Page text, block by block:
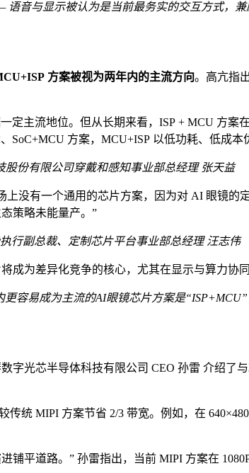
语音与显示被认为是当前最务实的交互方式，
方案被视为两年内的主流方向。高亢指
定主流地位。但从长期来看，ISP + MCU 方案
方案，MCU+ISP 以低功耗、低成本
股份有限公司穿戴和感知事业部总经理 张天益
没有一个通用的芯片方案，因为对 AI 眼镜的
策略未能量产。”
执行副总裁、定制芯片平台事业部总经理 汪志伟
为差异化竞争的核心，尤其在显示与算力协
更容易成为主流的AI眼镜芯片方案是“ISP+MCU
芯半导体科技有限公司 CEO 孙雷 介绍了与
统 MIPI 方案节省 2/3 带宽。例如，在
平道路。” 孙雷指出，当前 MIPI 方案在